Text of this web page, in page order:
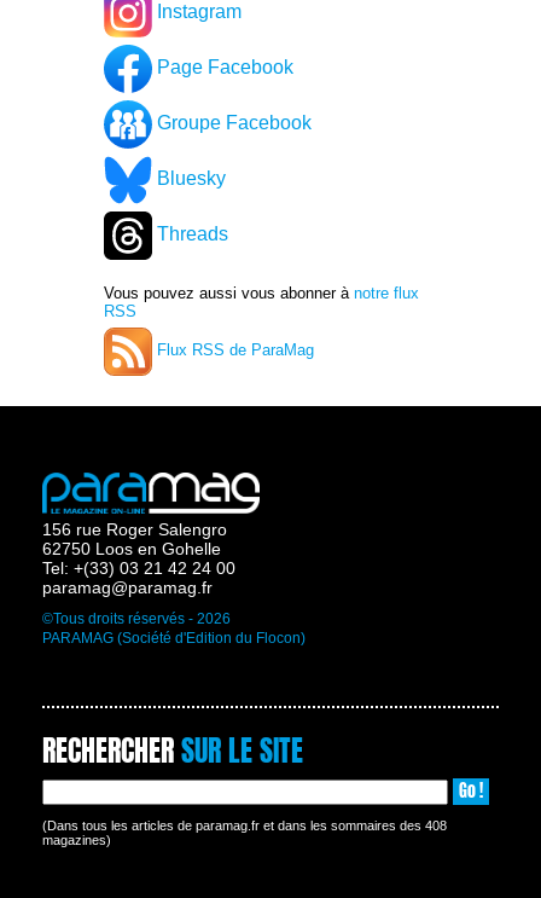
Instagram
Page Facebook
Groupe Facebook
Bluesky
Threads
Vous pouvez aussi vous abonner à notre flux
RSS
Flux RSS de ParaMag
156 rue Roger Salengro
62750 Loos en Gohelle
Tel: +(33) 03 21 42 24 00
paramag@paramag.fr
©Tous droits réservés - 2026
PARAMAG (Société d'Edition du Flocon)
RECHERCHERSUR LE SITE
Go !
(Dans tous les articles de paramag.fr et dans les sommaires des 408
magazines)